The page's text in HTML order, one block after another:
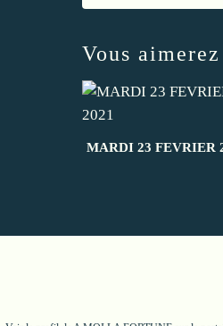
Vous
MARDI 23 FEVRIER